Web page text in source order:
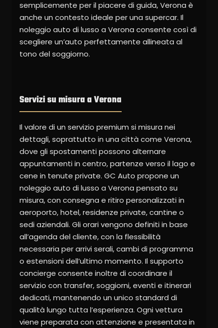
semplicemente per il piacere di guida, Verona è
anche un contesto ideale per una supercar. Il
noleggio auto di lusso a Verona consente così di
scegliere un’auto perfettamente allineata al
tono del soggiorno.
Servizi su misura a Verona
Il valore di un servizio premium si misura nei
dettagli, soprattutto in una città come Verona,
dove gli spostamenti possono alternare
appuntamenti in centro, partenze verso il lago e
cene in tenute private. GC Auto propone un
noleggio auto di lusso a Verona pensato su
misura, con consegna e ritiro personalizzati in
aeroporto, hotel, residenze private, cantine o
sedi aziendali. Gli orari vengono definiti in base
all’agenda del cliente, con la flessibilità
necessaria per arrivi serali, cambi di programma
o estensioni dell’ultimo momento. Il supporto
concierge consente inoltre di coordinare il
servizio con transfer, soggiorni, eventi e itinerari
dedicati, mantenendo un unico standard di
qualità lungo tutta l’esperienza. Ogni vettura
viene preparata con attenzione e presentata in